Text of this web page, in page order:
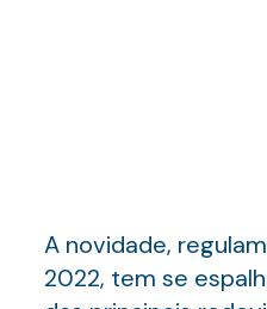
A novidade,
2022, tem se